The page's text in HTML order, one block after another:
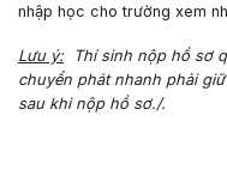
nhập học cho trường xem
Lưu ý:
Thí sinh nộp hồ sơ
chuyển phát nhanh phải
sau khi nộp hồ sơ./.